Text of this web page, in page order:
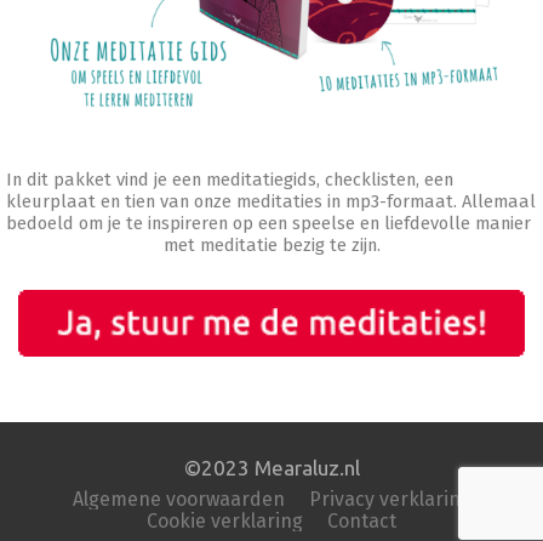
In dit pakket vind je een meditatiegids, checklisten, een
kleurplaat en tien van onze meditaties in mp3-formaat. Allemaal
bedoeld om je te inspireren op een speelse en liefdevolle manier
met meditatie bezig te zijn.
©2023 Mearaluz.nl
Algemene voorwaarden
Privacy verklaring
Cookie verklaring
Contact